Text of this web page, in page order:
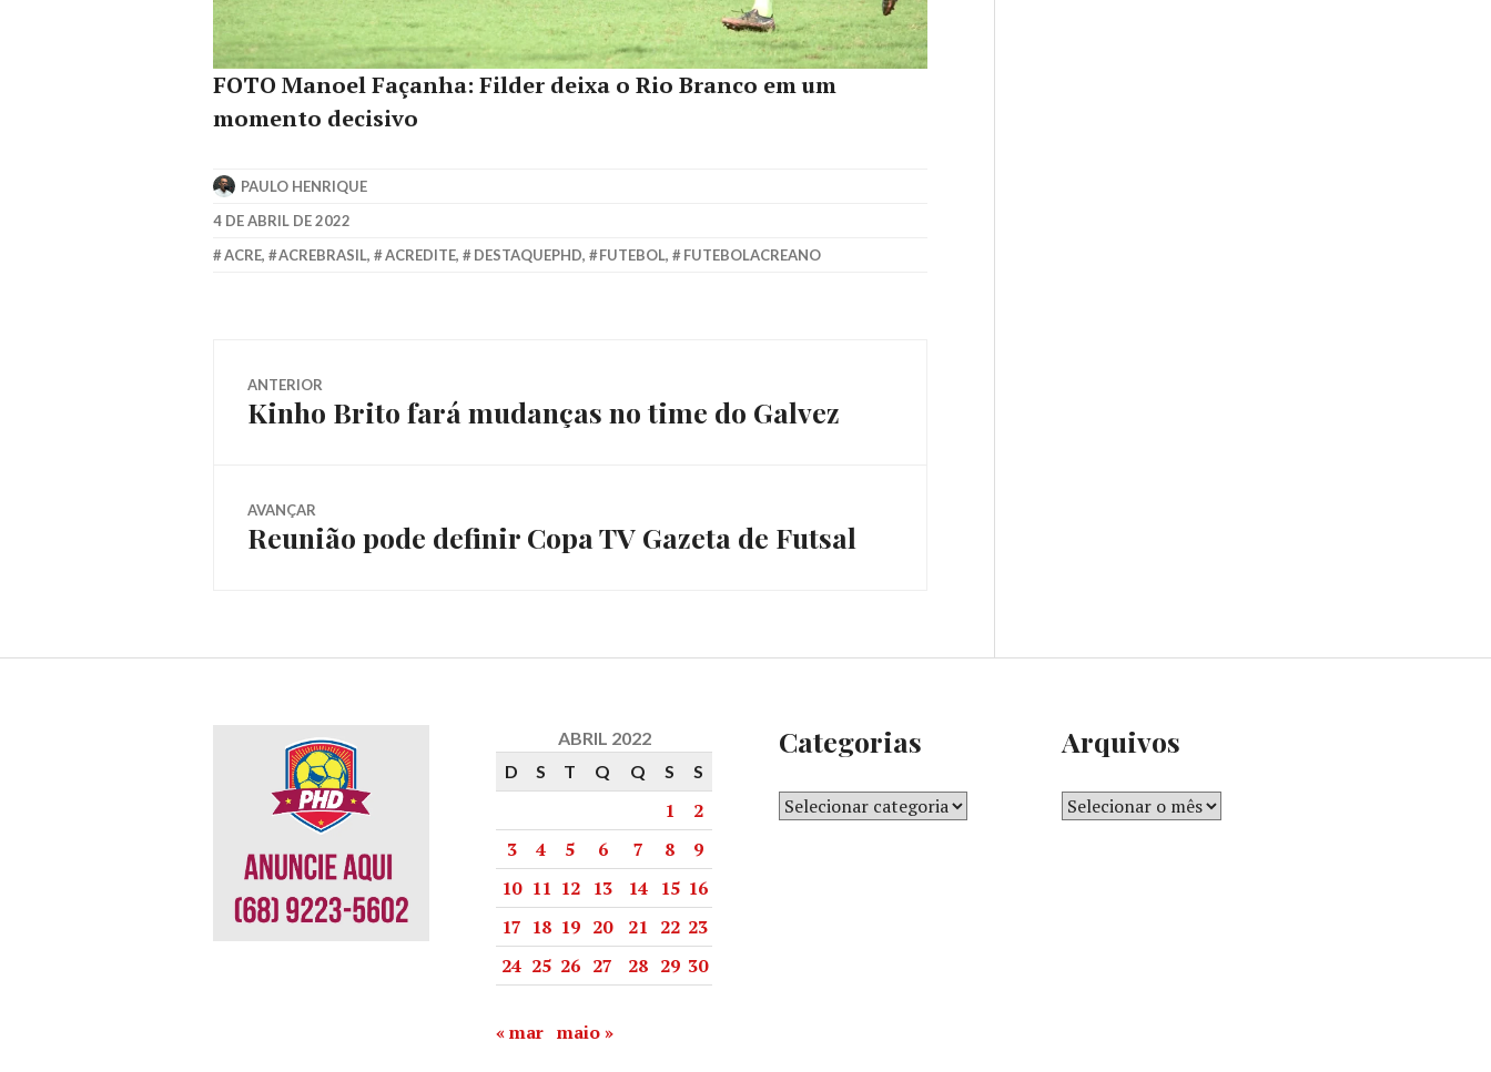
FOTO Manoel Façanha: Filder deixa o Rio Branco em um
momento decisivo
PAULO HENRIQUE
4 DE ABRIL DE 2022
ACRE, ACREBRASIL, ACREDITE, DESTAQUEPHD, FUTEBOL, FUTEBOLACREANO
ANTERIOR
Kinho Brito fará mudanças no time do Galvez
AVANÇAR
Reunião pode definir Copa TV Gazeta de Futsal
ABRIL 2022
D
S T Q Q S S
1
2
3
4 5 6 7 8
9
10 11 12 13 14 15 16
17 18 19 20 21 22 23
24 25 26 27 28 29 30
« mar maio »
Categorias Arquivos